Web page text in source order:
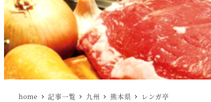
home 記事一覧 九州 熊本県 レンガ亭